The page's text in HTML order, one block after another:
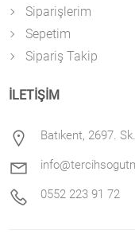
Siparişlerim
Sepetim
Sipariş Takip
İLETİŞİM
Batıkent, 2697.
0552 223 91 72